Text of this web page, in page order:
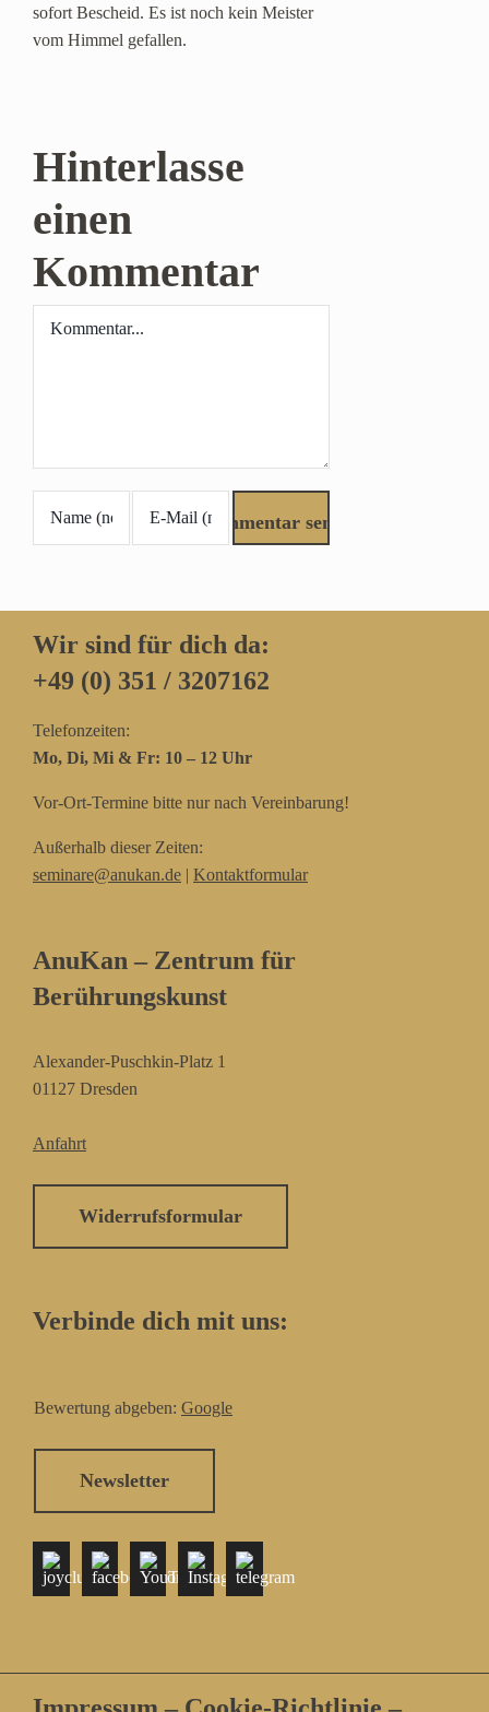
sofort Bescheid. Es ist noch kein Meister
vom Himmel gefallen.
Hinterlasse
einen
Kommentar
Wir sind für dich da:
+49 (0) 351 / 3207162‬
Telefonzeiten:
Mo, Di, Mi & Fr: 10 – 12 Uhr
Vor-Ort-Termine bitte nur nach Vereinbarung!
Außerhalb dieser Zeiten:
seminare@anukan.de | Kontaktformular
AnuKan – Zentrum für
Berührungskunst
Alexander-Puschkin-Platz 1
01127 Dresden
Anfahrt
Widerrufsformular
Verbinde dich mit uns:
Bewertung abgeben: Google
Newsletter